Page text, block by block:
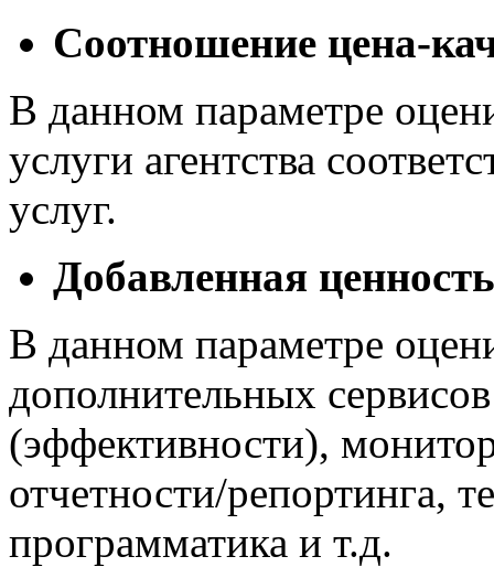
Соотношение цена-
В данном параметре
услуги агентства
услуг.
Добавленная
В данном параметре
дополнительных
(эффективности),
отчетности/репортинга,
программатика и т.д.